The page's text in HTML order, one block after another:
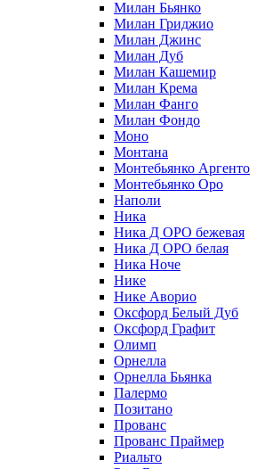
Милан Бьянко
Милан Гриджио
Милан Джинс
Милан Дуб
Милан Кашемир
Милан Крема
Милан Фанго
Милан Фондо
Моно
Монтана
Монтебьянко Аргенто
Монтебьянко Оро
Наполи
Ника
Ника Д ОРО бежевая
Ника Д ОРО белая
Ника Ноче
Нике
Нике Аворио
Оксфорд Белый Дуб
Оксфорд Графит
Олимп
Орнелла
Орнелла Бьянка
Палермо
Позитано
Прованс
Прованс Праймер
Риальто